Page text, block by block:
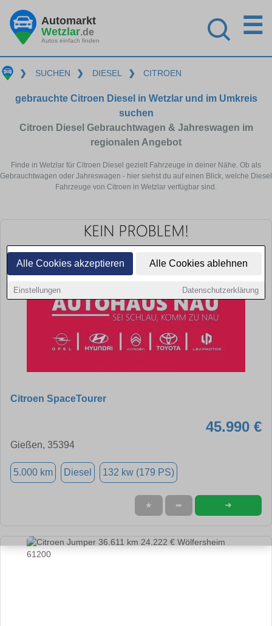
Alle Cookies akzeptieren Alle Cookies ablehnen
Einstellungen Datenschutzerklärung
Automarkt
Wetzlar.de
Autos einfach finden
☰
❯ SUCHEN ❯ DIESEL ❯ CITROEN
gebrauchte Citroen Diesel in Wetzlar und im Umkreis
suchen
Citroen Diesel Gebrauchtwagen & Jahreswagen im
regionalen Angebot
Finde in Wetzlar für Citroen Diesel gezielt Fahrzeuge in deiner Nähe. Ob als
Gebrauchtwagen oder Jahreswagen - hier siehst du auf einen Blick, welche Diesel
Fahrzeuge von Citroen in Wetzlar verfügbar sind.
Citroen SpaceTourer
45.990 €
Gießen, 35394
5.000 km Diesel 132 kw (179 PS)
★ ➦ ➜